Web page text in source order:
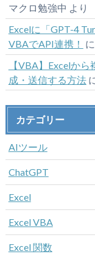
マクロ勉強中 より
Excelに「GPT-4
VBAでAPI連携！ に
【VBA】Excelか
成・送信する方法
カテゴリー
AIツール
ChatGPT
Excel
Excel VBA
Excel 関数